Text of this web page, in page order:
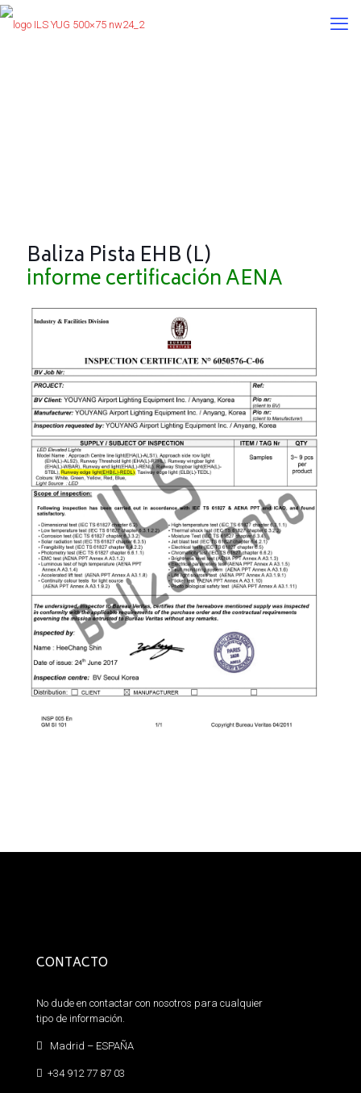
Baliza Pista EHB (L)
informe certificación AENA
CONTACTO
No dude en contactar con nosotros para cualquier
tipo de información.
Madrid – ESPAÑA
+34 912 77 87 03